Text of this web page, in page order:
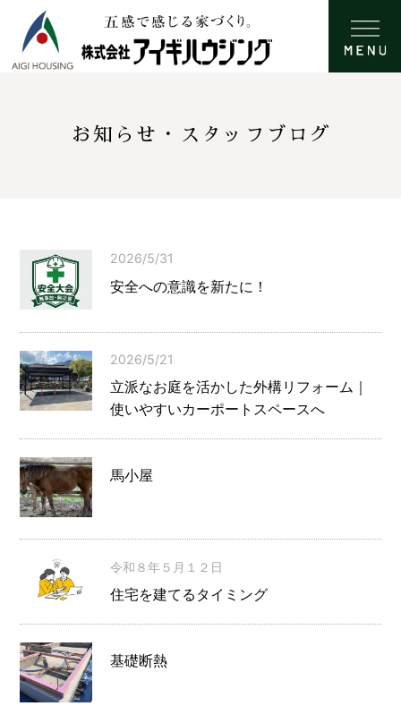
お知らせ・スタッフブログ
2026/5/31
安全への意識を新たに！
2026/5/21
立派なお庭を活かした外構リフォーム｜
使いやすいカーポートスペースへ
馬小屋
令和８年５月１２日
住宅を建てるタイミング
基礎断熱